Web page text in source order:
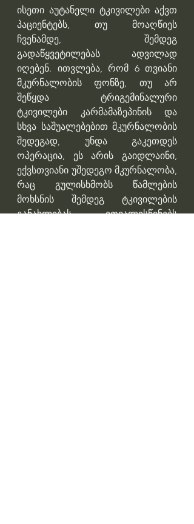
ისეთი აუტანელი ტკივილები აქვთ
პაციენტებს, თუ მოაღწიეს
ჩვენამდე, შემდეგ
გადაწყვეტილებას ადვილად
იღებენ. ითვლება, რომ 6 თვიანი
მკურნალობის ფონზე, თუ არ
შეწყდა ტრიგემინალური
ტკივილები კარმამაზეპინის და
სხვა საშუალებებით მკურნალობის
შედეგად, უნდა გაკეთდეს
ოპერაცია, ეს არის გაიდლაინი,
ექვსთვიანი უშედეგო მკურნალობა,
რაც გულისხმობს წამლების
მოხსნის შემდეგ ტკივილების
განახლებას ითვალისწინებს